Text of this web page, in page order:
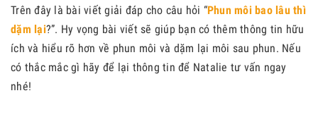
Trên đây là bài viết giải đáp cho câu hỏi “Phun môi bao lâu thì
dặm lại?”. Hy vọng bài viết sẽ giúp bạn có thêm thông tin hữu
ích và hiểu rõ hơn về phun môi và dặm lại môi sau phun. Nếu
có thắc mắc gì hãy để lại thông tin để Natalie tư vấn ngay
nhé!